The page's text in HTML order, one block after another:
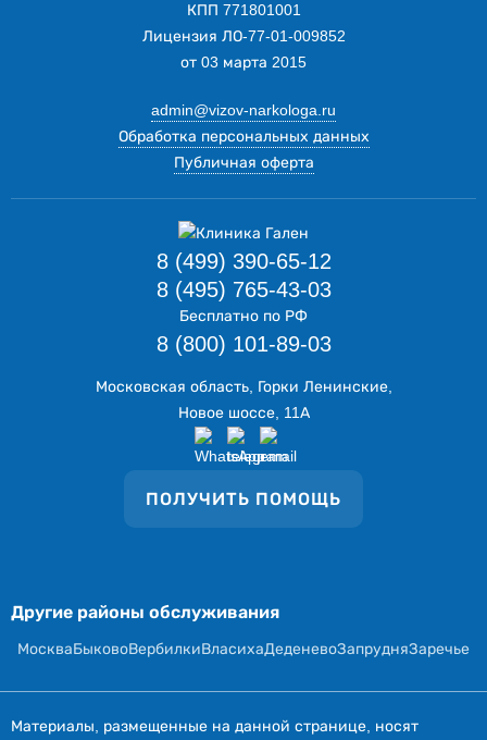
8 (499) 390-65-12
8 (495) 765-43-03
Бесплатно по РФ
8 (800) 101-89-03
ПОЛУЧИТЬ ПОМОЩЬ
Московская область, Горки Ленинские,
Новое шоссе, 11А
КПП 771801001
Лицензия ЛО-77-01-009852
от 03 марта 2015
admin@vizov-narkologa.ru
Обработка персональных данных
Публичная оферта
Другие районы обслуживания
МоскваБыковоВербилкиВласихаДеденевоЗапрудняЗаречье
Материалы, размещенные на данной странице, носят